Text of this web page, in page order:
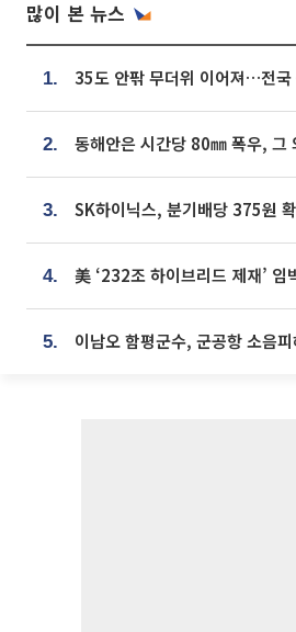
많이 본 뉴스
1.
2.
3.
4.
5. 이남오 함평군수, 군공항 소음